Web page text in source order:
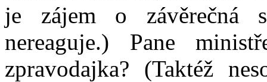
je zájem o závěrečná
nereaguje.) Pane
zpravodajka? (Taktéž